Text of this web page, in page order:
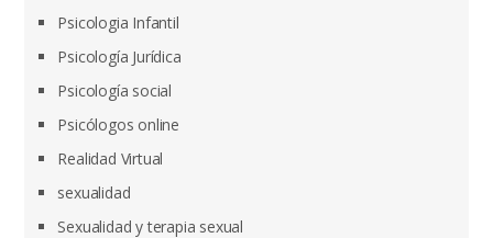
Psicologia Infantil
Psicología Jurídica
Psicología social
Psicólogos online
Realidad Virtual
sexualidad
Sexualidad y terapia sexual